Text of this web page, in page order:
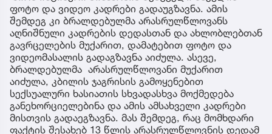
ფოტო და ვიდეო კადრები გადაუგზავნა. ამის
შემდეგ კი ბრალდებულმა არასრულწლოვანს
აღნიშნული კადრების დედასთან და ახლობლებთან
გავრცელების მუქარით, დამატებით ფოტო და
ვიდეომასალის გადაგზავნა აიძულა. ასევე,
ბრალდებულმა არასრულწლოვანი მუქარით
აიძულა, კბილის ჯაგრისის გამოყენებით
სექსუალური ხასიათის სხვადასხვა მოქმედება
განეხორციელებინა და ამის ამსახველი კადრები
მისთვის გადაეგზავნა. მას შემდეგ, რაც მომხდარი
ფაქტის შესახებ 13 წლის არასრულწლოვნის დედამ